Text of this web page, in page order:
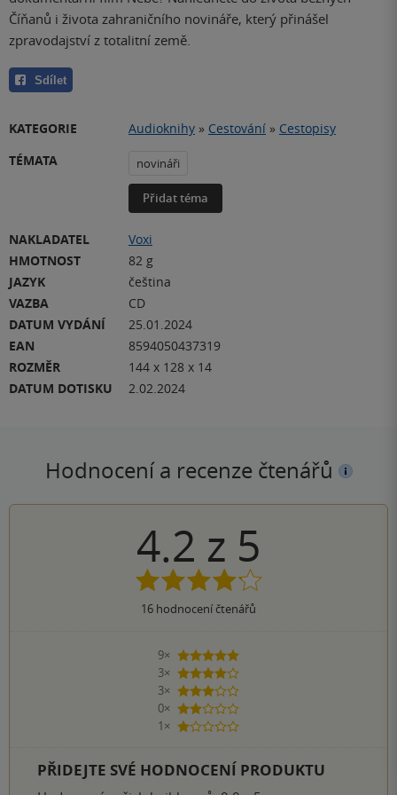
Číňanů i života zahraničního novináře, který přinášel
zpravodajství z totalitní země.
Sdílet
KATEGORIE Audioknihy » Cestování » Cestopisy
TÉMATA
novináři
Přidat téma
NAKLADATEL
Voxi
HMOTNOST
82 g
JAZYK
čeština
VAZBA
CD
DATUM VYDÁNÍ
25.01.2024
EAN
8594050437319
ROZMĚR
144 x 128 x 14
DATUM DOTISKU
2.02.2024
Hodnocení a recenze čtenářů
4.2 z 5
16 hodnocení čtenářů
9×
5 hvězdiček
3×
4 hvězdičky
3×
3 hvězdičky
0×
2 hvězdičky
1×
1 hvezdička
PŘIDEJTE SVÉ HODNOCENÍ PRODUKTU